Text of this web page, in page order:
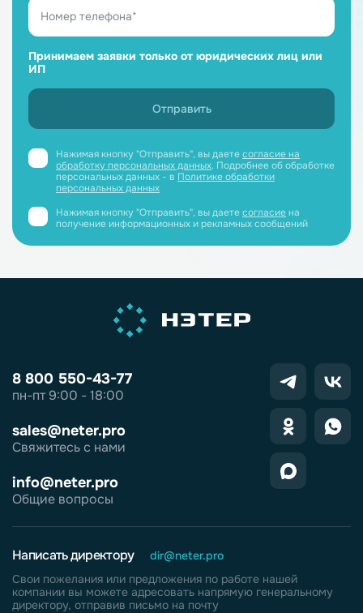
Принимаем заявки только от юридических лиц или
ИП
Нажимая кнопку "Отправить", вы даетесогласие на
обработку персональных данных. Подробнее об обработке
персональных данных - в Политике обработки
персональных данных
Нажимая кнопку "Отправить", вы даетесогласиена
получение информационных и рекламных сообщений
8 800 550-43-77
пн-пт 9:00 - 18:00
sales@neter.pro
Свяжитесь с нами
info@neter.pro
Общие вопросы
Написать директору
dir@neter.pro
Свои пожелания или предложения по работе нашей
компании вы можете адресовать напрямую генеральному
директору, отправив письмо на почту